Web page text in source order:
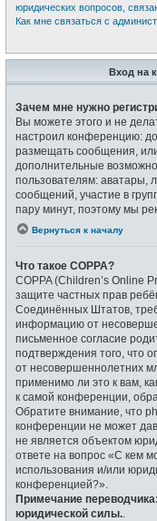
юридических вопросов,
Как мне связаться с
Вход на
Зачем мне нужно
Вы можете этого и не
настроил конференцию:
размещать сообщения,
дополнительные
пользователям: аватары,
сообщений, участие в
пару минут, поэтому мы
Вернуться к началу
Что такое COPPA?
COPPA (Children’s Online
защите частных прав
Соединённых Штатов,
информацию от
письменное согласие
подтверждения того, что
от несовершеннолетних
применимо ли это к вам,
к самой конференции,
Обратите внимание, что
конференции не может
не является объектом
ответе на вопрос «С кем
использования и/или
конференцией?».
Примечание
юридической силы.